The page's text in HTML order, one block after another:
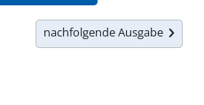
nachfolgende Ausgabe